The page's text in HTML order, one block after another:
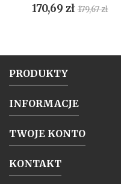
Cena
170,69 zł Cena
179,67 zł
PRODUKTY
INFORMACJE
TWOJE KONTO
KONTAKT